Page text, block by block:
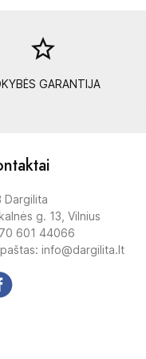
star_border
GARANTIJA
Dargilita
g. 13, Vilnius
601 44066
info@dargilita.lt